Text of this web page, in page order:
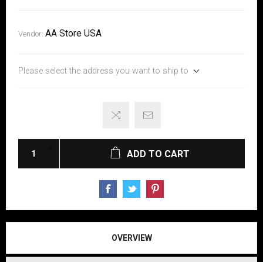
Vendor: AA Store USA
Please select the address you want to ship to
ADD TO CART
OVERVIEW